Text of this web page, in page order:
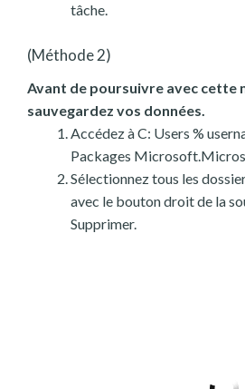
tâche.
(Méthode 2)
Avant de poursuivre avec cette
sauvegardez vos données.
Accédez à C: Users %
Packages
Sélectionnez tous les
avec le bouton droit de la
Supprimer.